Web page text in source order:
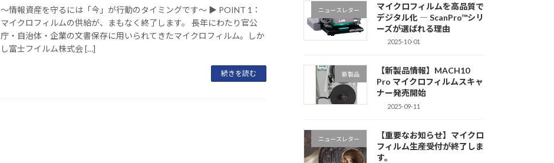
～情報資産を守るには「今」が行動のタイミングです～ ▶ POINT 1：
マイクロフィルムの供給が、まもなく終了します。 長年にわたり官公
庁・自治体・企業の文書保存に用いられてきたマイクロフィルム。しか
し富士フイルム株式会 […]
続きを読む
ニュースレター
マイクロフィルムを高品質で
デジタル化 ― ScanPro™シリ
ーズが選ばれる理由
2025-10-01
新製品
【新製品情報】MACH10
Pro マイクロフィルムスキャ
ナー発売開始
2025-09-11
ニュースレター
【重要なお知らせ】マイクロ
フィルム生産受付が終了しま
す。